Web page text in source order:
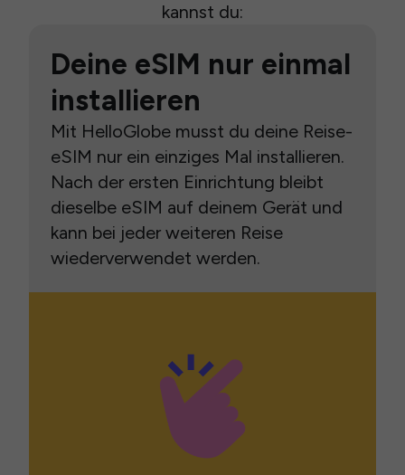
kannst du:
Deine eSIM nur einmal
installieren
Mit HelloGlobe musst du deine Reise-
eSIM nur ein einziges Mal installieren.
Nach der ersten Einrichtung bleibt
dieselbe eSIM auf deinem Gerät und
kann bei jeder weiteren Reise
wiederverwendet werden.